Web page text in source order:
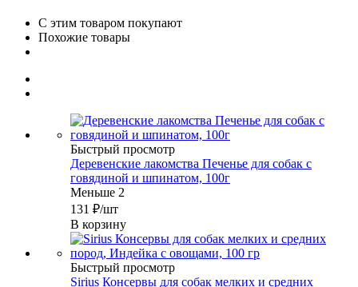
С этим товаром покупают
Похожие товары
Быстрый просмотр
Деревенские лакомства Печенье для собак с
говядиной и шпинатом, 100г
Меньше 2
131 ₽/шт
В корзину
Быстрый просмотр
Sirius Консервы для собак мелких и средних